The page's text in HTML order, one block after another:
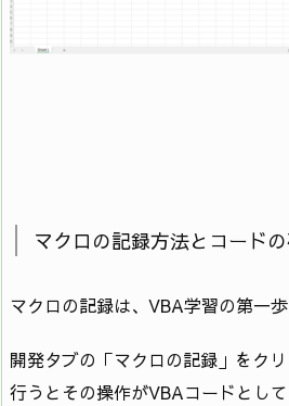
マクロの記録方法とコード
マクロの記録は、VBA学習の第一歩
開発タブの「マクロの記録」をク
行うとその操作がVBAコードとし